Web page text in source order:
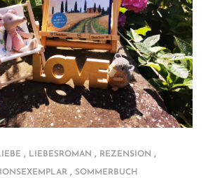
, LIEBESROMAN , REZENSION ,
, SOMMERBUCH